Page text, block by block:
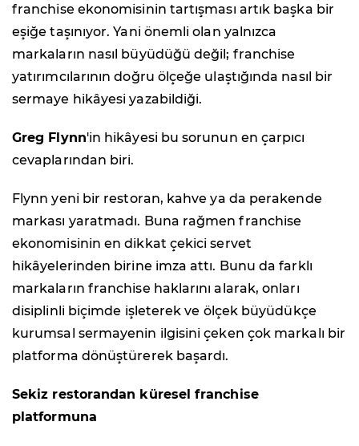
franchise ekonomisinin tartışması artık başka bir
eşiğe taşınıyor. Yani önemli olan yalnızca
markaların nasıl büyüdüğü değil; franchise
yatırımcılarının doğru ölçeğe ulaştığında nasıl bir
sermaye hikâyesi yazabildiği.
Greg Flynn'in hikâyesi bu sorunun en çarpıcı
cevaplarından biri.
Flynn yeni bir restoran, kahve ya da perakende
markası yaratmadı. Buna rağmen franchise
ekonomisinin en dikkat çekici servet
hikâyelerinden birine imza attı. Bunu da farklı
markaların franchise haklarını alarak, onları
disiplinli biçimde işleterek ve ölçek büyüdükçe
kurumsal sermayenin ilgisini çeken çok markalı bir
platforma dönüştürerek başardı.
Sekiz restorandan küresel franchise
platformuna